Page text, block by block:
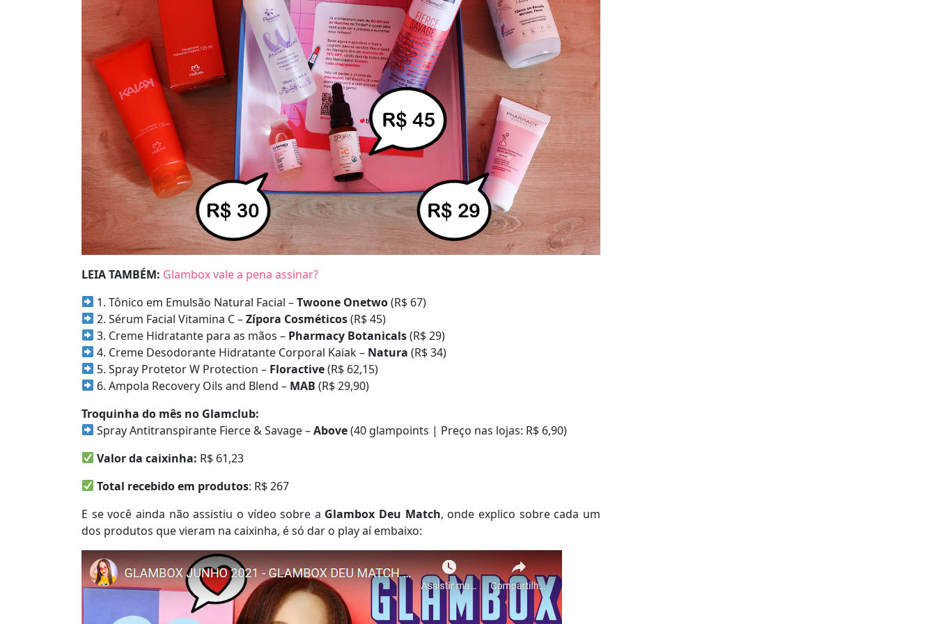
LEIA TAMBÉM: Glambox vale a pena assinar?
1. Tônico em Emulsão Natural Facial –Twoone Onetwo(R$ 67)
2. Sérum Facial Vitamina C –Zípora Cosméticos(R$ 45)
3. Creme Hidratante para as mãos – Pharmacy Botanicals(R$ 29)
4. Creme Desodorante Hidratante Corporal Kaiak – Natura (R$ 34)
5. Spray Protetor W Protection – Floractive(R$ 62,15)
6. Ampola Recovery Oils and Blend – MAB (R$ 29,90)
Troquinha do mês no Glamclub:
Spray Antitranspirante Fierce & Savage –Above(40 glampoints | Preço nas lojas: R$ 6,90)
Valor da caixinha: R$ 61,23
Total recebido em produtos: R$ 267
E se você ainda não assistiu o vídeo sobre a Glambox Deu Match, onde explico sobre cada um
dos produtos que vieram na caixinha, é só dar o play aí embaixo: